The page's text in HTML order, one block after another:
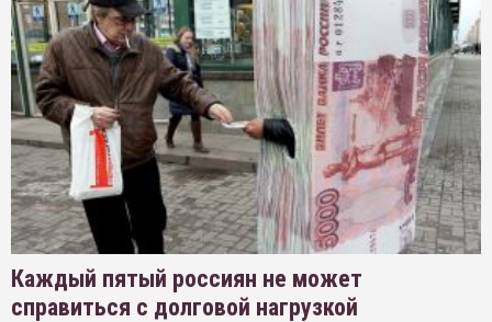
Каждый пятый россиян не может
справиться с долговой нагрузкой